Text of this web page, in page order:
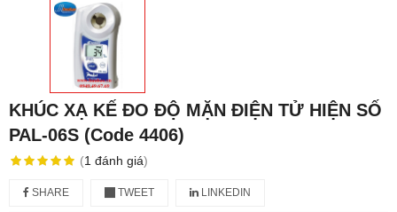
KHÚC XẠ KẾ ĐO ĐỘ MẶN ĐIỆN TỬ HIỆN SỐ
PAL-06S (Code 4406)
(1 đánh giá)
SHARE TWEET LINKEDIN